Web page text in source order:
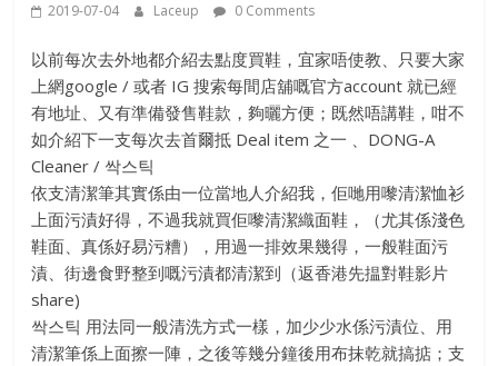
2019-07-04 Laceup 0 Comments
以前每次去外地都介紹去點度買鞋，宜家唔使教、只要大家
上網google / 或者 IG 搜索每間店舖嘅官方account 就已經
有地址、又有準備發售鞋款，夠曬方便；既然唔講鞋，咁不
如介紹下一支每次去首爾抵 Deal item 之一 、DONG-A
Cleaner / 싹스틱
依支清潔筆其實係由一位當地人介紹我，佢哋用嚟清潔恤衫
上面污漬好得，不過我就買佢嚟清潔織面鞋，（尤其係淺色
鞋面、真係好易污糟），用過一排效果幾得，一般鞋面污
漬、街邊食野整到嘅污漬都清潔到（返香港先揾對鞋影片
share)
싹스틱 用法同一般清洗方式一樣，加少少水係污漬位、用
清潔筆係上面擦一陣，之後等幾分鐘後用布抹乾就搞掂；支